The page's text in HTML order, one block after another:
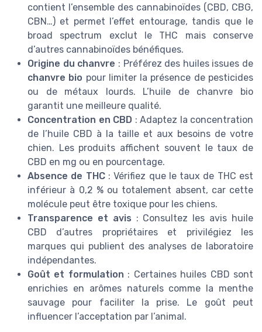
contient l’ensemble des cannabinoïdes (CBD, CBG,
CBN…) et permet l’effet entourage, tandis que le
broad spectrum exclut le THC mais conserve
d’autres cannabinoïdes bénéfiques.
Origine du chanvre : Préférez des huiles issues de
chanvre bio pour limiter la présence de pesticides
ou de métaux lourds. L’huile de chanvre bio
garantit une meilleure qualité.
Concentration en CBD : Adaptez la concentration
de l’huile CBD à la taille et aux besoins de votre
chien. Les produits affichent souvent le taux de
CBD en mg ou en pourcentage.
Absence de THC: Vérifiez que le taux de THC est
inférieur à 0,2 % ou totalement absent, car cette
molécule peut être toxique pour les chiens.
Transparence et avis : Consultez les avis huile
CBD d’autres propriétaires et privilégiez les
marques qui publient des analyses de laboratoire
indépendantes.
Goût et formulation : Certaines huiles CBD sont
enrichies en arômes naturels comme la menthe
sauvage pour faciliter la prise. Le goût peut
influencer l’acceptation par l’animal.